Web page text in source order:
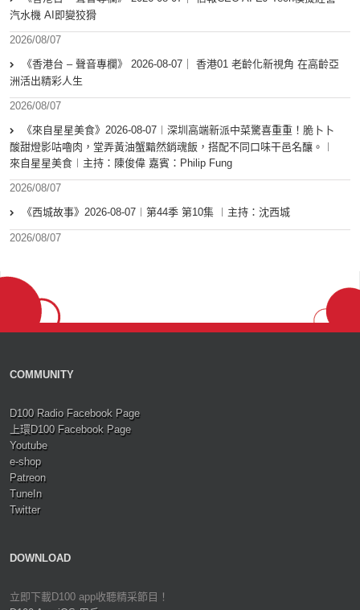
汽水機 AI即變狡猾
2026/08/07
《香港台 – 聲音專欄》 2026-08-07｜ 香港01 老齡化新視角 在高齡亞
洲活出精彩人生
2026/08/07
《來自星星美食》2026-08-07︱深圳高端新派中菜驚喜重重！脆卜卜
酸甜燈影咕嚕肉，堂弄黃油蟹黯然銷魂飯，搭配不同口味干邑名釀。︱
來自星星美食︱主持：陳俊偉 嘉賓：Philip Fung
2026/08/07
《西城故事》2026-08-07︱第44季 第10集 ︱主持：沈西城
2026/08/07
COMMUNITY
D100 Radio Facebook Page
上環D100 Facebook Page
Youtube
e-shop
Patreon
TuneIn
Twitter
DOWNLOAD
立即下載D100 app收聽精采節目！